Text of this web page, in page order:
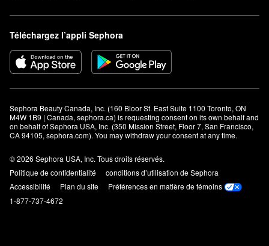
Téléchargez l’appli Sephora
Sephora Beauty Canada, Inc. (160 Bloor St. East Suite 1100 Toronto, ON
M4W 1B9 | Canada, sephora.ca) is requesting consent on its own behalf and
on behalf of Sephora USA, Inc. (350 Mission Street, Floor 7, San Francisco,
CA 94105, sephora.com). You may withdraw your consent at any time.
© 2026 Sephora USA, Inc. Tous droits réservés.
Politique de confidentialité
conditions d’utilisation de Sephora
Accessibilité
Plan du site
Préférences en matière de témoins
1-877-737-4672